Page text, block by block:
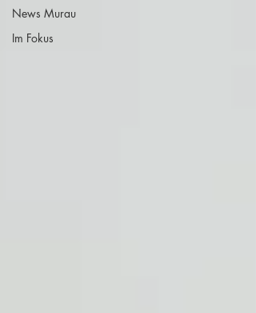
News Murau
Im Fokus